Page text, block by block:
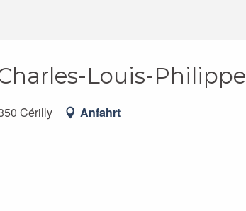
Louis-Philippe
Cérilly Anfahrt